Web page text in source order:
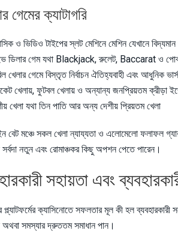
গেমের ক্যাটাগরি
ও ভিডিও টাইপের স্লট মেশিনে মেশিন যেখানে
ডিলার গেম যথা Blackjack, রুলেট, Baccarat ও
খেলার গেমে বিস্তৃত নির্বাচন ঐতিহ্যবাহী এবং আধুনিক
খেলায়, ফুটবল খেলায় ও অন্যান্য জনপ্রিয়তম ক্রীড়া
খেলা যথা তিন পাতি আর অন্য দেশীয় প্রিয়তম খেলা
বেট মঞ্চে সকল খেলা ন্যায্যতা ও এলোমেলো ফলাফল
সর্বদা নতুন এবং রোমাঞ্চকর কিছু অপশন পেতে পারেন।
সহায়তা এবং
ক্যাসিনোতে সফলতার মূল কী হল ব্যবহারকারী
অথবা সমস্যার দ্রুততম সমাধান পান।